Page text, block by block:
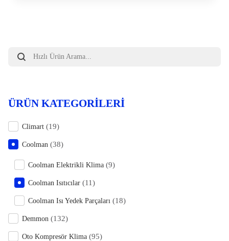
search
ÜRÜN KATEGORILERI
Climart (19)
Coolman (38)
Coolman Elektrikli Klima (9)
Coolman Isıtıcılar (11)
Coolman Isı Yedek Parçaları (18)
Demmon (132)
Oto Kompresör Klima (95)